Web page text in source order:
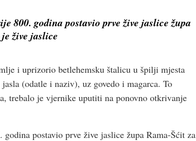
800. godina postavio prve žive jaslice župa
žive jaslice
i uprizorio betlehemsku štalicu u špilji mjesta
(odatle i naziv), uz govedo i magarca. To
trebalo je vjernike uputiti na ponovno otkrivanje
postavio prve žive jaslice župa Rama-Šćit za